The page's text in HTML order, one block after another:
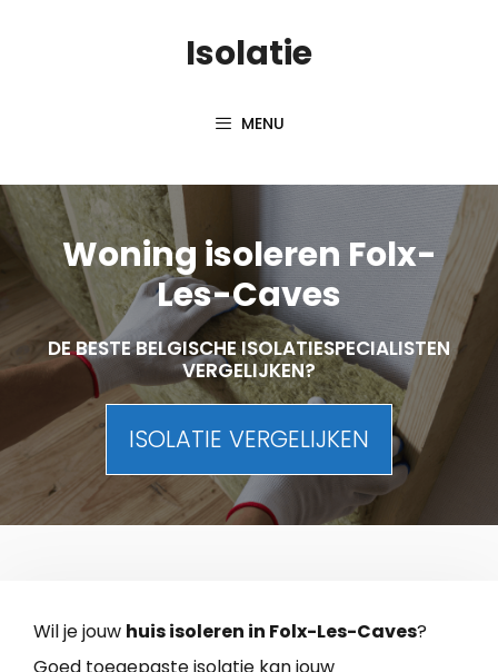
Isolatie
MENU
Woning isoleren Folx-
Les-Caves
DE BESTE BELGISCHE ISOLATIESPECIALISTEN
VERGELIJKEN?
ISOLATIE VERGELIJKEN
Wil je jouw huis isoleren in Folx-Les-Caves?
Goed toegepaste isolatie kan jouw